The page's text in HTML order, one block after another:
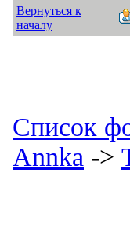
Вернуться к
началу
Список
Annka ->